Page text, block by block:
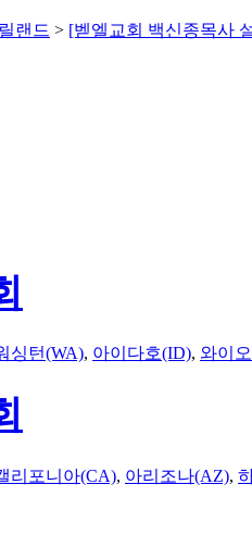
랜드 > [벧엘교회 백신종목사
싱턴(WA), 아이다호(ID), 와이
리포니아(CA), 아리조나(AZ),